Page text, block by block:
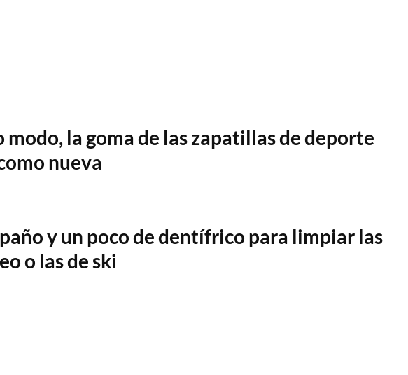
modo, la goma de las zapatillas de deporte
nueva
y un poco de dentífrico para limpiar las
o las de ski